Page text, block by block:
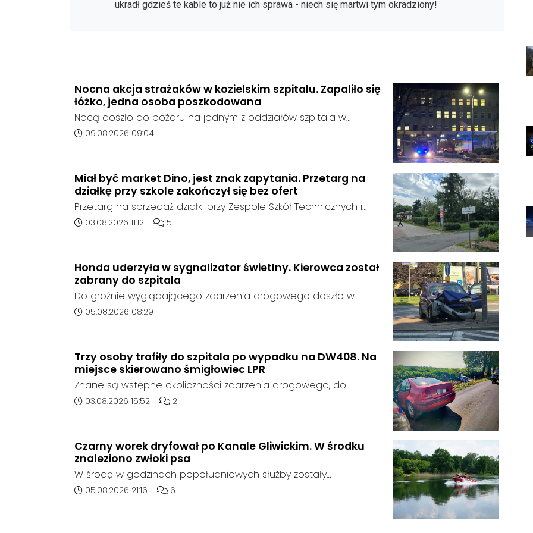
ukradł gdzieś te kable to już nie ich sprawa - niech się martwi tym okradziony!
Nocna akcja strażaków w kozielskim szpitalu. Zapaliło się
łóżko, jedna osoba poszkodowana
Nocą doszło do pożaru na jednym z oddziałów szpitala w
Kędzierzynie-Koźlu. Zapaliło się łóżko, a ogień szybko został
Data dodania artykułu:
09.08.2026 09:04
Miał być market Dino, jest znak zapytania. Przetarg na
działkę przy szkole zakończył się bez ofert
Przetarg na sprzedaż działki przy Zespole Szkół Technicznych i
Ogólnokształcących w Kędzierzynie-Koźlu zakończył się bez
oferent.
Data dodania artykułu:
03.08.2026 11:12 Liczba komentarzy artykułu:
5
Honda uderzyła w sygnalizator świetlny. Kierowca został
zabrany do szpitala
Do groźnie wyglądającego zdarzenia drogowego doszło w
środę rano w Koźlu. Około godziny 6:30 kierujący samochodem
Data dodania artykułu:
05.08.2026 08:29
Trzy osoby trafiły do szpitala po wypadku na DW408. Na
miejsce skierowano śmigłowiec LPR
Znane są wstępne okoliczności zdarzenia drogowego, do
którego doszło około godziny 14:30 na drodze wojewódzkiej nr
Data dodania artykułu:
03.08.2026 15:52 Liczba komentarzy artykułu:
2
Czarny worek dryfował po Kanale Gliwickim. W środku
znaleziono zwłoki psa
W środę w godzinach popołudniowych służby zostały
zadysponowane nad Kanał Gliwicki po zgłoszeniu od
Data dodania artykułu:
05.08.2026 21:16 Liczba komentarzy artykułu:
6